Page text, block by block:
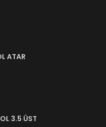
ATAR
3.5 ÜST